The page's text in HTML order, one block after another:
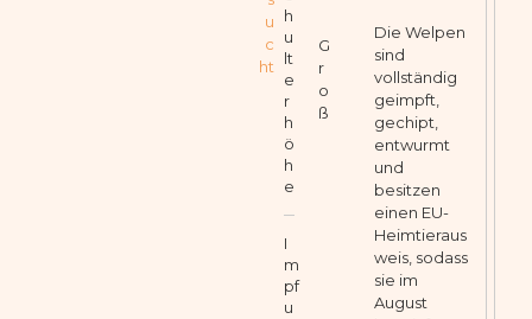
Die Welpen
sind
vollständig
geimpft,
gechipt,
entwurmt
und
besitzen
einen EU-
Heimtieraus
weis, sodass
sie im
August
u
c
ht
h
u
lt
e
r
h
ö
h
e
G
r
o
ß
I
m
pf
u